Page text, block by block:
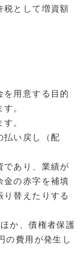
税として増資額
を用意する目的
。
。
払い戻し（配
であり、業績が
金の赤字を補填
り替えたりする
か、債権者保護
の費用が発生し